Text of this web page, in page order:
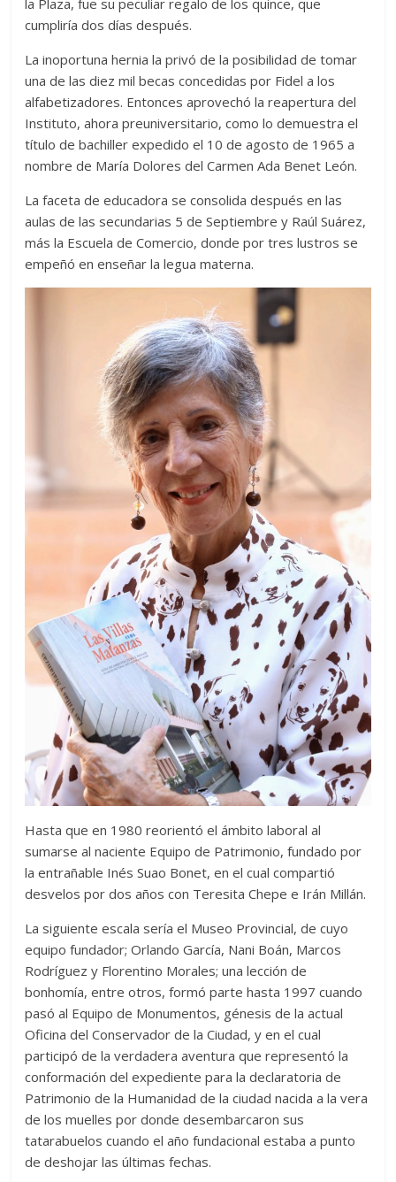
cumpliría dos días después.
La inoportuna hernia la privó de la posibilidad de tomar
una de las diez mil becas concedidas por Fidel a los
alfabetizadores. Entonces aprovechó la reapertura del
Instituto, ahora preuniversitario, como lo demuestra el
título de bachiller expedido el 10 de agosto de 1965 a
nombre de María Dolores del Carmen Ada Benet León.
La faceta de educadora se consolida después en las
aulas de las secundarias 5 de Septiembre y Raúl Suárez,
más la Escuela de Comercio, donde por tres lustros se
empeñó en enseñar la legua materna.
Hasta que en 1980 reorientó el ámbito laboral al
sumarse al naciente Equipo de Patrimonio, fundado por
la entrañable Inés Suao Bonet, en el cual compartió
desvelos por dos años con Teresita Chepe e Irán Millán.
La siguiente escala sería el Museo Provincial, de cuyo
equipo fundador; Orlando García, Nani Boán, Marcos
Rodríguez y Florentino Morales; una lección de
bonhomía, entre otros, formó parte hasta 1997 cuando
pasó al Equipo de Monumentos, génesis de la actual
Oficina del Conservador de la Ciudad, y en el cual
participó de la verdadera aventura que representó la
conformación del expediente para la declaratoria de
Patrimonio de la Humanidad de la ciudad nacida a la vera
de los muelles por donde desembarcaron sus
tatarabuelos cuando el año fundacional estaba a punto
de deshojar las últimas fechas.